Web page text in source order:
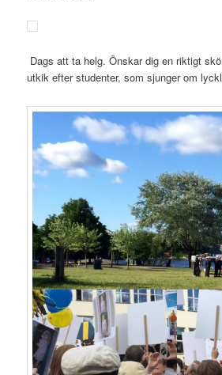
Dags att ta helg. Önskar dig en riktigt
utkik efter studenter, som sjunger om